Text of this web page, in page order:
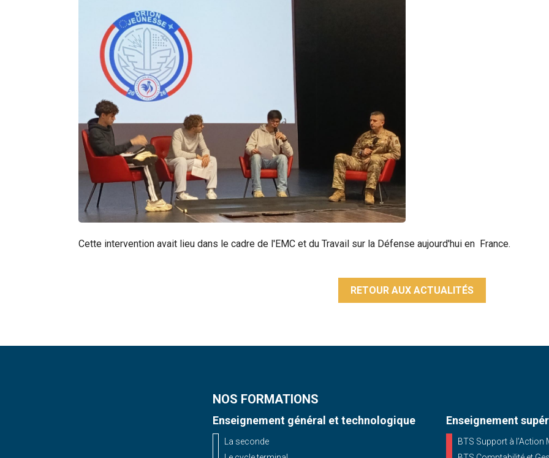
Cette intervention avait lieu dans le cadre de l'EMC et du Travail sur la Défense aujourd'hui en France.
RETOUR AUX ACTUALITÉS
Rechercher
NOS FORMATIONS
Enseignement général et technologique
La seconde
Enseignement
BTS Support à l’Action